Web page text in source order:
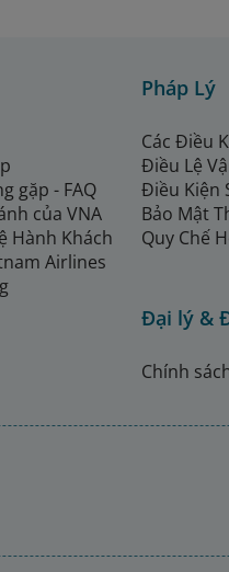
gặp - FAQ
của VNA
Hành Khách
Airlines
Pháp Lý
Các Điều
Điều Lệ
Điều Kiện
Bảo Mật
Quy Chế
Đại lý &
Chính